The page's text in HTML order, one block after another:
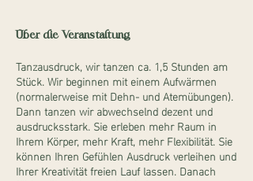
Über die Veranstaltung
Tanzausdruck, wir tanzen ca. 1,5 Stunden am
Stück. Wir beginnen mit einem Aufwärmen
(normalerweise mit Dehn- und Atemübungen).
Dann tanzen wir abwechselnd dezent und
ausdrucksstark. Sie erleben mehr Raum in
Ihrem Körper, mehr Kraft, mehr Flexibilität. Sie
können Ihren Gefühlen Ausdruck verleihen und
Ihrer Kreativität freien Lauf lassen. Danach